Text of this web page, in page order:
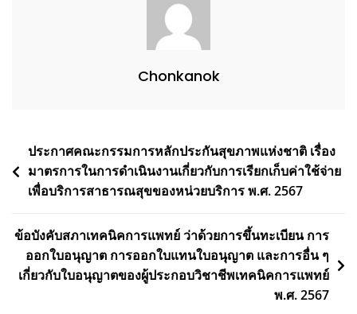
Chonkanok
ประกาศคณะกรรมการหลักประกันสุขภาพแห่งชาติ เรื่อง
มาตรการในการดำเนินงานเกี่ยวกับการเรียกเก็บค่าใช้จ่าย
เพื่อบริการสาธารณสุขของหน่วยบริการ พ.ศ. 2567
ข้อบังคับสภาเทคนิคการแพทย์ ว่าด้วยการขึ้นทะเบียน การ
ออกใบอนุญาต การออกใบแทนใบอนุญาต และการอื่น ๆ
เกี่ยวกับใบอนุญาตของผู้ประกอบวิชาชีพเทคนิคการแพทย์
พ.ศ. 2567